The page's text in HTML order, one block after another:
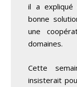
il a expliqué
bonne
une
domaines.
Cette
insisterait